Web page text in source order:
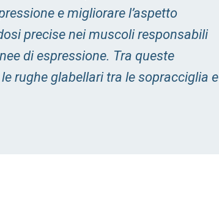
e migliorare l’aspetto
precise nei muscoli responsabili
di espressione. Tra queste
rughe glabellari tra le sopracciglia e